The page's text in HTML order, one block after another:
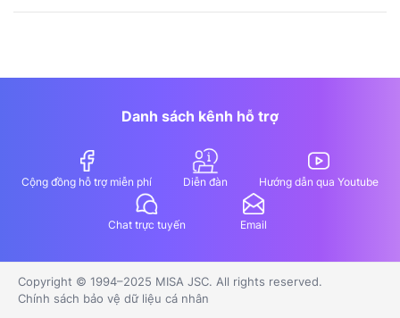
Danh sách kênh hỗ trợ
Cộng đồng hỗ trợ miễn phí Diễn đàn Hướng dẫn qua Youtube
Chat trực tuyến Email
Copyright © 1994–2025 MISA JSC. All rights reserved.
Chính sách bảo vệ dữ liệu cá nhân